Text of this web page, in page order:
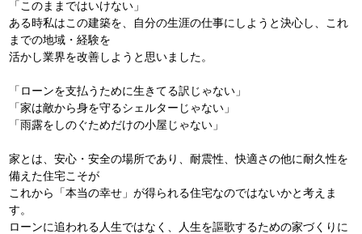
「このままではいけない」
ある時私はこの建築を、自分の生涯の仕事にしようと決心し、これ
までの地域・経験を
活かし業界を改善しようと思いました。
「ローンを支払うために生きてる訳じゃない」
「家は敵から身を守るシェルターじゃない」
「雨露をしのぐためだけの小屋じゃない」
家とは、安心・安全の場所であり、耐震性、快適さの他に耐久性を
備えた住宅こそが
これから「本当の幸せ」が得られる住宅なのではないかと考えま
す。
ローンに追われる人生ではなく、人生を謳歌するための家づくりに